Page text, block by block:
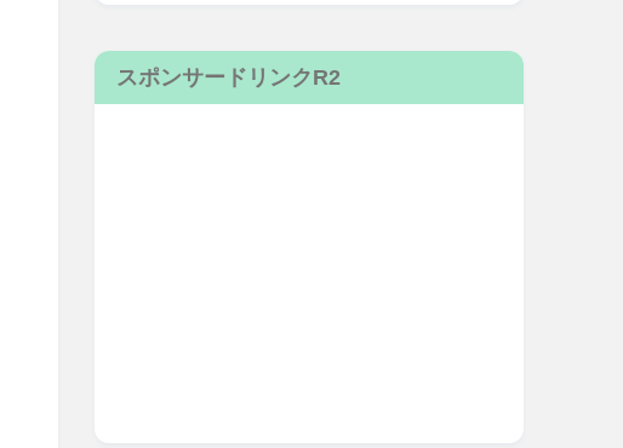
スポンサードリンクR2